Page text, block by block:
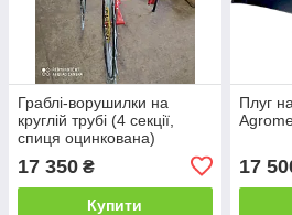
Граблі-ворушилки на
круглій трубі (4 секції,
спиця оцинкована)
17 350 ₴
Купити
Плуг
17